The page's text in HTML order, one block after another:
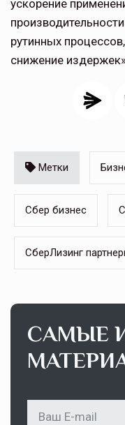
ускорение
рутинных
снижение
Метки
Сбер бизнес
СберЛизинг
САМЫЕ